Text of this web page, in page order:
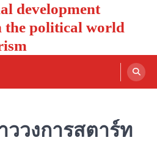
development
the political world
ววงการสตาร์ท